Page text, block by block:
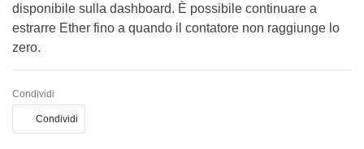
disponibile sulla dashboard. È possibile continuare a
estrarre Ether fino a quando il contatore non raggiunge lo
zero.
Condividi
Condividi